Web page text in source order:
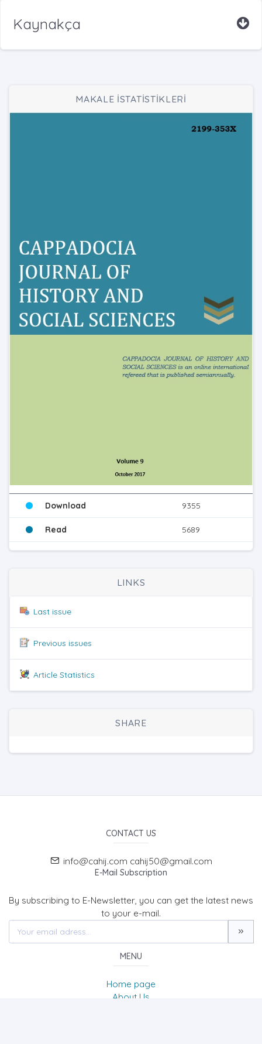
Kaynakça
MAKALE İSTATİSTİKLERİ
Download 9355
Read 5689
LINKS
Last issue
Previous issues
Article Statistics
SHARE
CONTACT US
info@cahij.com cahij50@gmail.com
E-Mail Subscription
By subscribing to E-Newsletter, you can get the latest news
to your e-mail.
MENU
Home page
About Us